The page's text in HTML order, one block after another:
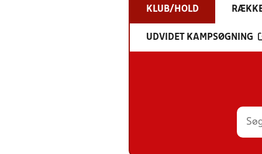
KLUB/HOLD
UDVIDET KAMPSØGNING